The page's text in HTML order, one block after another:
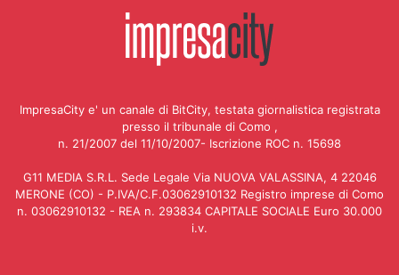
ImpresaCity e' un canale di BitCity, testata giornalistica registrata
presso il tribunale di Como ,
n. 21/2007 del 11/10/2007- Iscrizione ROC n. 15698
G11 MEDIA S.R.L. Sede Legale Via NUOVA VALASSINA, 4 22046
MERONE (CO) - P.IVA/C.F.03062910132 Registro imprese di Como
n. 03062910132 - REA n. 293834 CAPITALE SOCIALE Euro 30.000
i.v.